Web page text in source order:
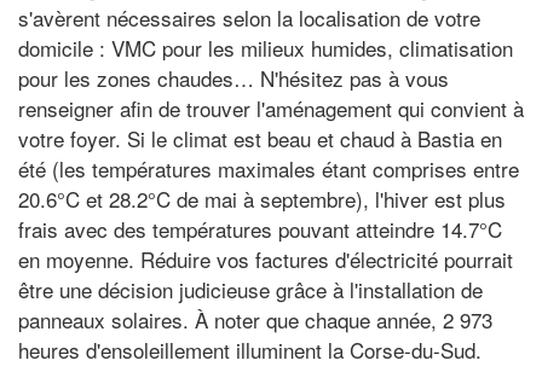
s'avèrent nécessaires selon la localisation de votre
domicile : VMC pour les milieux humides, climatisation
pour les zones chaudes… N'hésitez pas à vous
renseigner afin de trouver l'aménagement qui convient à
votre foyer. Si le climat est beau et chaud à Bastia en
été (les températures maximales étant comprises entre
20.6°C et 28.2°C de mai à septembre), l'hiver est plus
frais avec des températures pouvant atteindre 14.7°C
en moyenne. Réduire vos factures d'électricité pourrait
être une décision judicieuse grâce à l'installation de
panneaux solaires. À noter que chaque année, 2 973
heures d'ensoleillement illuminent la Corse-du-Sud.